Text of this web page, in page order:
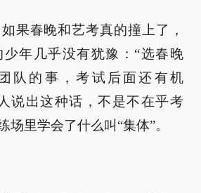
果春晚和艺考真的撞上了，
年几乎没有犹豫：“选春晚
队的事，考试后面还有机
说出这种话，不是不在乎考
场里学会了什么叫“集体”。